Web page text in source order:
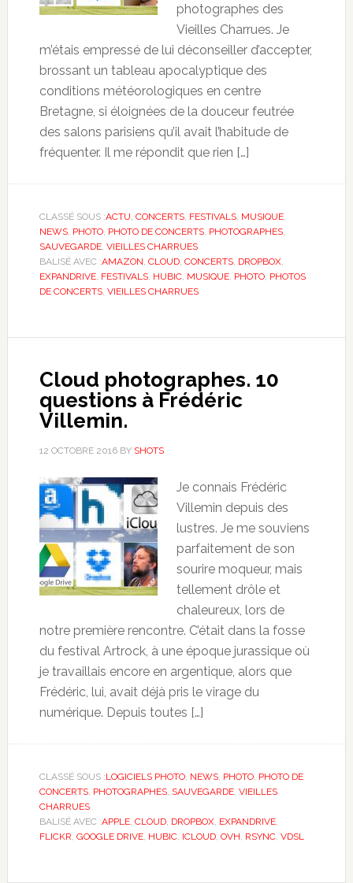
photographes des
Vieilles Charrues. Je
m’étais empressé de lui déconseiller d’accepter,
brossant un tableau apocalyptique des
conditions météorologiques en centre
Bretagne, si éloignées de la douceur feutrée
des salons parisiens qu’il avait l’habitude de
fréquenter. Il me répondit que rien […]
CLASSÉ SOUS :ACTU CONCERTS, FESTIVALS, MUSIQUE,
NEWS, PHOTO, PHOTO DE CONCERTS, PHOTOGRAPHES,
SAUVEGARDE, VIEILLES CHARRUES
BALISÉ AVEC :AMAZON CLOUD, CONCERTS, DROPBOX,
EXPANDRIVE, FESTIVALS, HUBIC, MUSIQUE, PHOTO, PHOTOS
DE CONCERTS, VIEILLES CHARRUES
Cloud photographes. 10
questions à Frédéric
Villemin.
12 OCTOBRE 2016BY SHOTS
Je connais Frédéric
Villemin depuis des
lustres. Je me souviens
parfaitement de son
sourire moqueur, mais
tellement drôle et
chaleureux, lors de
notre première rencontre. C’était dans la fosse
du festival Artrock, à une époque jurassique où
je travaillais encore en argentique, alors que
Frédéric, lui, avait déjà pris le virage du
numérique. Depuis toutes […]
CLASSÉ SOUS :LOGICIELS PHOTO, NEWS, PHOTO, PHOTO DE
CONCERTS, PHOTOGRAPHES, SAUVEGARDE, VIEILLES
CHARRUES
BALISÉ AVEC :APPLE, CLOUD, DROPBOX, EXPANDRIVE,
FLICKR GOOGLE DRIVE, HUBIC, ICLOUD, OVH RSYNC, VDSL